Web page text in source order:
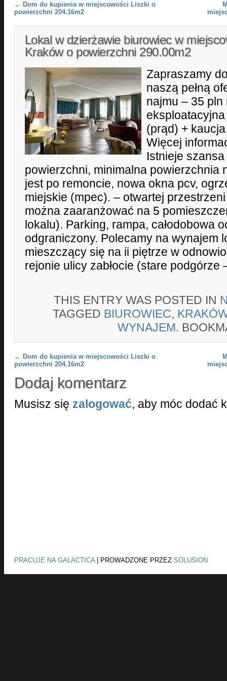
Post navigation
← Dom do kupienia w miejscowości Liszki o
powierzchni 204.16m2
Lokal w dzierżawie biurowiec w
Kraków o powierzchni 290.00m2
Zapraszamy
naszą pełną
najmu – 35 pln
(prąd) +
Więcej
Istnieje
powierzchni, minimalna powierzchnia
jest po remoncie, nowa okna pcv,
miejskie (mpec). – otwartej
można zaaranżować na 5
lokalu). Parking, rampa, całodobowa
odgraniczony. Polecamy na wynajem
mieszczący się na ii piętrze w
rejonie ulicy zabłocie (stare podgórze
THIS ENTRY WAS POSTED IN
TAGGED BIUROWIEC,
WYNAJEM.
Post navigation
← Dom do kupienia w miejscowości Liszki o
powierzchni 204.16m2
Dodaj komentarz
Musisz się zalogować, aby móc dodać
PRACUJE NA GALACTICA| PROWADZONE PRZEZ SOLUSION